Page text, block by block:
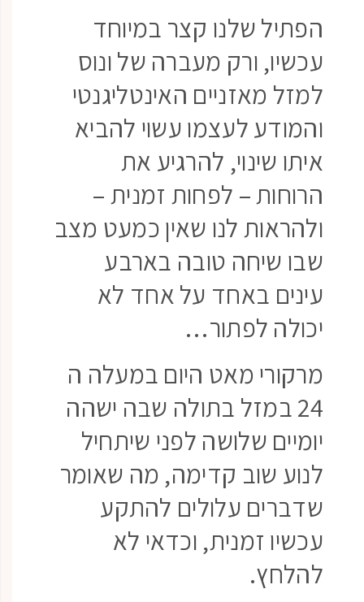
הפתיל שלנו קצר במיוחד
עכשיו, ורק מעברה של ונוס
למזל מאזניים האינטליגנטי
והמודע לעצמו עשוי להביא
איתו שינוי, להרגיע את
הרוחות – לפחות זמנית –
ולהראות לנו שאין כמעט מצב
שבו שיחה טובה בארבע
עינים באחד על אחד לא
יכולה לפתור…
מרקורי מאט היום במעלה ה
24 במזל בתולה שבה ישהה
יומיים שלושה לפני שיתחיל
לנוע שוב קדימה, מה שאומר
שדברים עלולים להתקע
עכשיו זמנית, וכדאי לא
להלחץ.